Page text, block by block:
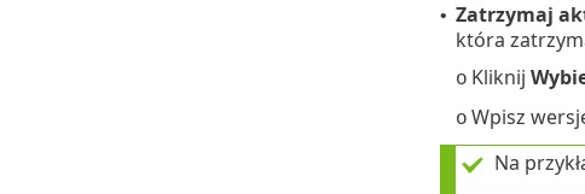
• Zatrzymaj
która
o Kliknij
o Wpisz
Na